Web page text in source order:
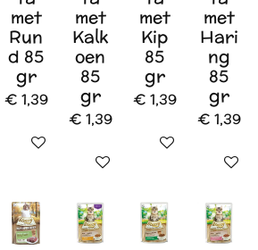
met
Run
d 85
gr
€ 1,39
In winkelwagen
met
Kalk
oen
85
gr
€ 1,39
In winkelwagen
met
Kip
85
gr
€ 1,39
In winkelwagen
met
Hari
ng
85
gr
€ 1,39
In